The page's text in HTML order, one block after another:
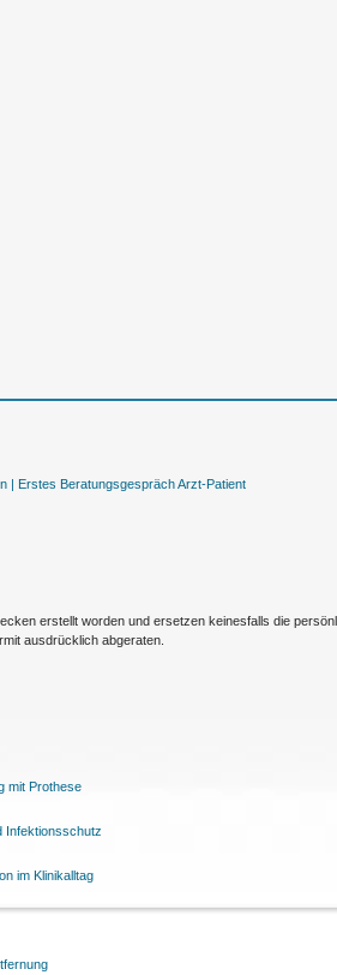
| Erstes Beratungsgespräch Arzt-Patient
erstellt worden und ersetzen keinesfalls die
ausdrücklich abgeraten.
mit Prothese
Infektionsschutz
im Klinikalltag